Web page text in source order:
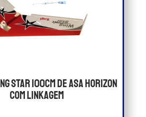
Star 100cm de asa Horizon
Com Linkagem